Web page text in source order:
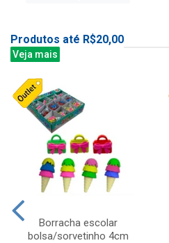
Produtos até R$20,00
Veja mais
Borracha escolar
bolsa/sorvetinho 4cm